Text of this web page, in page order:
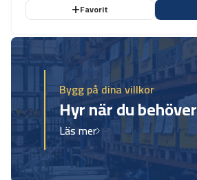
Favorit
Bygg på dina villkor
Hyr när du behöver
Läs mer